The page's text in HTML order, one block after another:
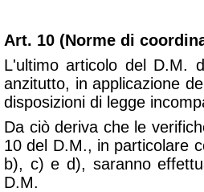
Art. 10 (Norme di
L'ultimo articolo del D.M.
anzitutto, in applicazione
disposizioni di legge
Da ciò deriva che le
10 del D.M., in particolare
b), c) e d), saranno
D.M.